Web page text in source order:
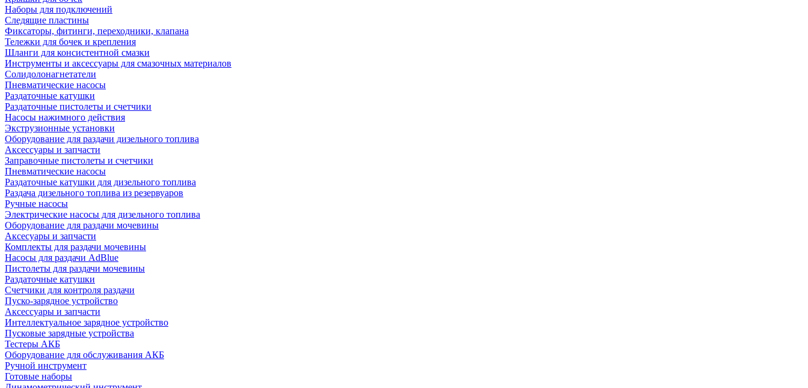
Наборы для подключений
Следящие пластины
Фиксаторы, фитинги, переходники, клапана
Тележки для бочек и крепления
Шланги для консистентной смазки
Инструменты и аксессуары для смазочных материалов
Солидолонагнетатели
Пневматические насосы
Раздаточные катушки
Раздаточные пистолеты и счетчики
Насосы нажимного действия
Экструзионные установки
Оборудование для раздачи дизельного топлива
Аксессуары и запчасти
Заправочные пистолеты и счетчики
Пневматические насосы
Раздаточные катушки для дизельного топлива
Раздача дизельного топлива из резервуаров
Ручные насосы
Электрические насосы для дизельного топлива
Оборудование для раздачи мочевины
Аксесуары и запчасти
Комплекты для раздачи мочевины
Насосы для раздачи AdBlue
Пистолеты для раздачи мочевины
Раздаточные катушки
Счетчики для контроля раздачи
Пуско-зарядное устройство
Аксессуары и запчасти
Интеллектуальное зарядное устройство
Пусковые зарядные устройства
Тестеры АКБ
Оборудование для обслуживания АКБ
Ручной инструмент
Готовые наборы